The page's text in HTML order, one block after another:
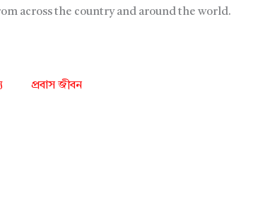
across the country and around the world.
প্রবাস জীবন